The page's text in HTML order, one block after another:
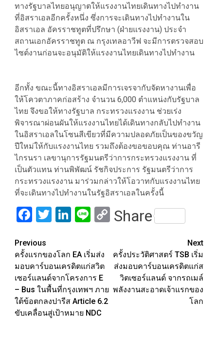
ทางรัฐบาลไทยอนุญาตให้แรงงานไทยเดินทางไปทำงาน
ที่อิสราเอลอีกครั้งหนึ่ง ซึ่งการจะเดินทางไปทำงานใน
อิสราเอล อัครราชทูตที่ปรึกษา (ฝ่ายแรงงาน) ประจำ
สถานเอกอัครราชทูต ณ กรุงเทลอาวีฟ จะมีการตรวจสอบ
ไซต์งานก่อนจะอนุมัติให้แรงงานไทยเดินทางไปทำงาน
อีกทั้ง ขณะนี้ทางอิสราเอลมีการเจรจากับจัดหางานเพื่อ
ให้โควตาภาคก่อสร้าง จำนวน 6,000 ตำแหน่งกับรัฐบาล
ไทย จึงขอให้ทางรัฐบาล กระทรวงแรงงาน ช่วยเร่ง
พิจารณาผ่อนผันให้แรงงานไทยได้เดินทางกลับไปทำงาน
ในอิสราเอลในโซนสีเขียวที่มีความปลอดภัยเป็นของขวัญ
ปีใหม่ให้กับแรงงานไทย รวมถึงต้องขอขอบคุณ ท่านอารี
ไกรนรา เลขานุการรัฐมนตรีว่าการกระทรวงแรงงาน ที่
เป็นตัวแทน ท่านพิพัฒน์ รัชกิจประการ รัฐมนตรีว่าการ
กระทรวงแรงงาน มาร่วมกล่าวให้โอวาทกับแรงงานไทย
ที่จะเดินทางไปทำงานในรัฐอิสราเอลในครั้งนี้
Facebook
Twitter
LinkedIn
LineCopy
Share
Post
navigation
Previous
ครั้งแรกของโลก EA เริ่มส่ง
มอบคาร์บอนเครดิตแก่สวิต
เซอร์แลนด์จากโครงการ E
– Bus ในพื้นที่กรุงเทพฯ ภาย
ใต้ข้อตกลงปารีส Article 6.2
ขับเคลื่อนสู่เป้าหมาย NDC
Next
ครั้งประวัติศาสตร์ TSB เริ่ม
ส่งมอบคาร์บอนเครดิตแก่ส
วิตเซอร์แลนด์ จากรถเมล์
พลังงานสะอาดเจ้าแรกของ
โลก